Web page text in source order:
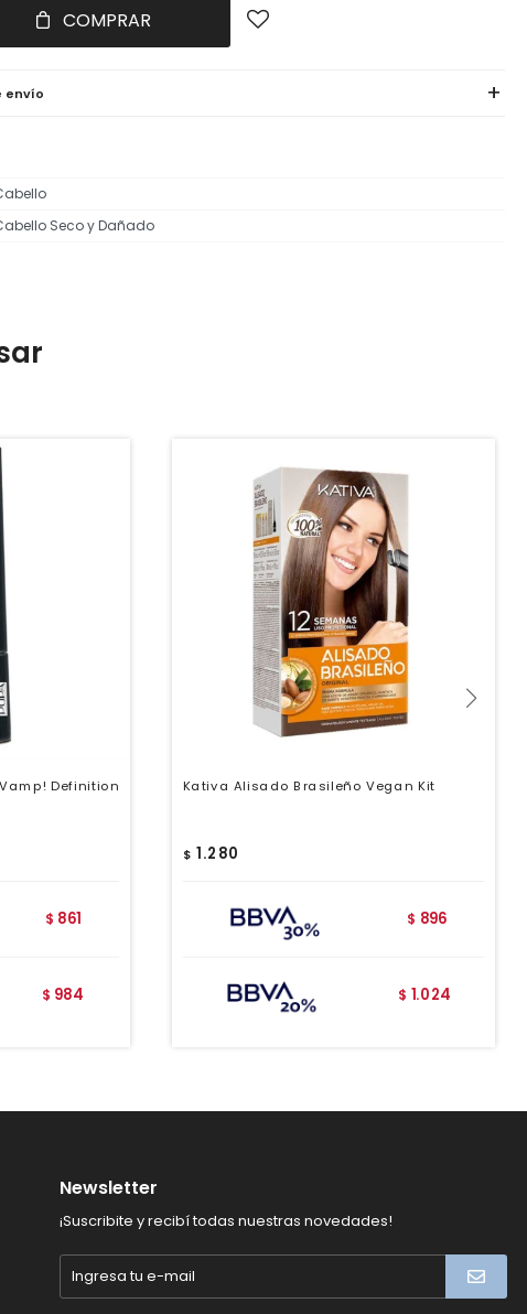
COMPRAR
envío
Seco y Dañado
Definition
$ 861
$ 984
Kativa Alisado Brasileño Vegan Kit
$ 1.280
$ 896
$ 1.024
Newsletter
¡Suscribite y recibí todas nuestras novedades!